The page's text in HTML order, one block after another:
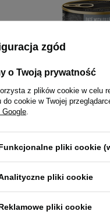
Rafi
zgód
o Twoją prywatność
z plików cookie w celu
do cookie w Twojej
Google
pliki cookie
pliki cookie
pliki cookie